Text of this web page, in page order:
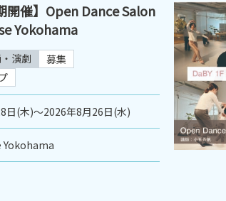
開催】Open Dance Salon
Yokohama
演劇
募集
日(木)～2026年8月26日(水)
Yokohama